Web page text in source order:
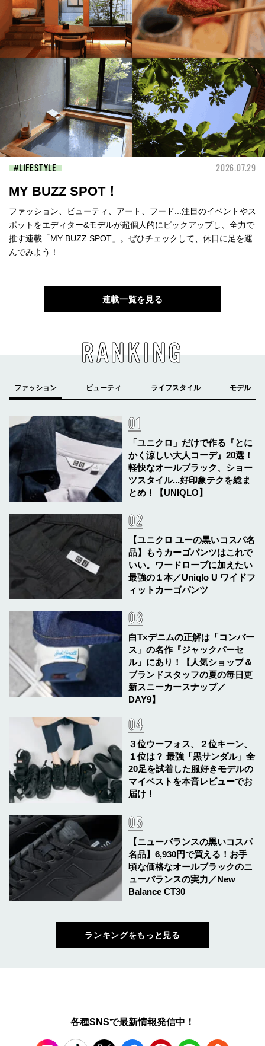
LIFESTYLE 2026.07.29
MY BUZZ SPOT！
ファッション、ビューティ、アート、フード...注目のイベントやス
ポットをエディター&モデルが超個人的にピックアップし、全力で
推す連載「MY BUZZ SPOT」。ぜひチェックして、休日に足を運
んでみよう！
連載一覧を見る
RANKING
「ユニクロ」だけで作る『とに
かく涼しい大人コーデ』20選！
軽快なオールブラック、ショー
ツスタイル...好印象テクを総ま
とめ！【UNIQLO】
【ユニクロ ユーの黒いコスパ名
品】もうカーゴパンツはこれで
いい。ワードローブに加えたい
最強の１本／Uniqlo U ワイドフ
ィットカーゴパンツ
白T×デニムの正解は「コンバー
ス」の名作『ジャックパーセ
ル』にあり！【人気ショップ＆
ブランドスタッフの夏の毎日更
新スニーカースナップ／
DAY9】
３位ウーフォス、２位キーン、
１位は？ 最強「黒サンダル」全
20足を試着した服好きモデルの
マイベストを本音レビューでお
届け！
【ニューバランスの黒いコスパ
名品】6,930円で買える！お手
頃な価格なオールブラックのニ
ューバランスの実力／New
Balance CT30
ランキングをもっと見る
各種SNSで最新情報発信中！